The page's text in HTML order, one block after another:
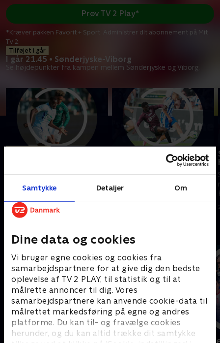
Samtykke Detaljer Om
Dine data og cookies
Vi bruger egne cookies og cookies fra
samarbejdspartnere for at give dig den bedste
oplevelse af TV 2 PLAY, til statistik og til at
målrette annoncer til dig. Vores
samarbejdspartnere kan anvende cookie-data til
målrettet markedsføring på egne og andres
platforme. Du kan til- og fravælge cookies
herunder, og du kan altid trække dit samtykke
Tilføjet i går
I går 21.45 • Sønderjyske-Viborg
Se højdepunkter fra kampen mellem Sønderjyske og Viborg.
Prøv TV 2 Play*
*Kræver pakken Favorit + Sport. Administrer dit abonnement på Mit
TV 2.
Se højdepunkter fra kampen
mellem Sønderjyske og Viborg.
Odense Boldklub-
Se højdepunkter fra kampen
mellem Odense Boldklub og
Sønderjyske.